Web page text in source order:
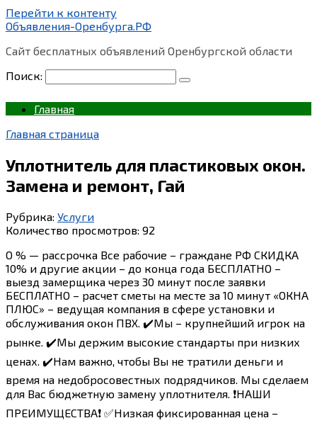
Перейти к контенту
Объявления-Оренбурга.РФ
Сайт бесплатных объявлений Оренбургской области
Поиск:
Главная
Главная страница
Уплотнитель для пластиковых окон.
Замена и ремонт, Гай
Рубрика: Услуги
Количество просмотров: 92
O % — рассрочка Все рабочие – граждане РФ СКИДКА
10% и другие акции – до конца года БЕСПЛАТНО –
выезд замерщика через 30 минут после заявки
БЕСПЛАТНО – расчет сметы на месте за 10 минут «ОКНА
ПЛЮС» – ведущая компания в сфере установки и
обслуживания окон ПВХ. ✔️Мы – крупнейший игрок на
рынке. ✔️Мы держим высокие стандарты при низких
ценах. ✔️Нам важно, чтобы Вы не тратили деньги и
время на недобросовестных подрядчиков. Мы сделаем
для Вас бюджетную замену уплотнителя. ❗️НАШИ
ПРЕИМУЩЕСТВА❗️ ✅Низкая фиксированная цена –